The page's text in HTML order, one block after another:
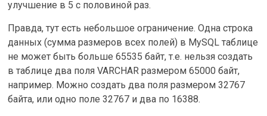
улучшение в 5 с половиной раз.
Правда, тут есть небольшое ограничение. Одна строка
данных (сумма размеров всех полей) в MySQL таблице
не может быть больше 65535 байт, т.е. нельзя создать
в таблице два поля VARCHAR размером 65000 байт,
например. Можно создать два поля размером 32767
байта, или одно поле 32767 и два по 16388.